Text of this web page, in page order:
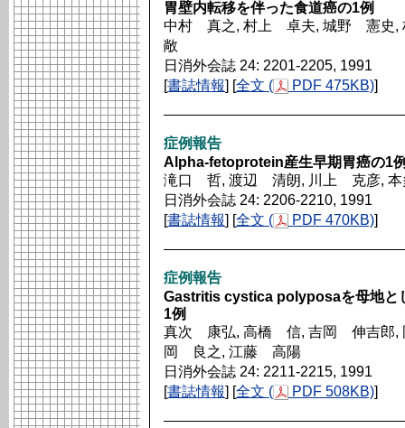
胃壁内転移を伴った食道癌の1例
中村 真之, 村上 卓夫, 城野 憲
敞
日消外会誌 24: 2201-2205, 1991
[書誌情報] [全文 ( PDF 475KB)]
症例報告
Alpha-fetoprotein産生早期胃癌の1
滝口 哲, 渡辺 清朗, 川上 克彦,
日消外会誌 24: 2206-2210, 1991
[書誌情報] [全文 ( PDF 470KB)]
症例報告
Gastritis cystica polyposaを母地と
1例
真次 康弘, 高橋 信, 吉岡 伸吉郎,
岡 良之, 江藤 高陽
日消外会誌 24: 2211-2215, 1991
[書誌情報] [全文 ( PDF 508KB)]